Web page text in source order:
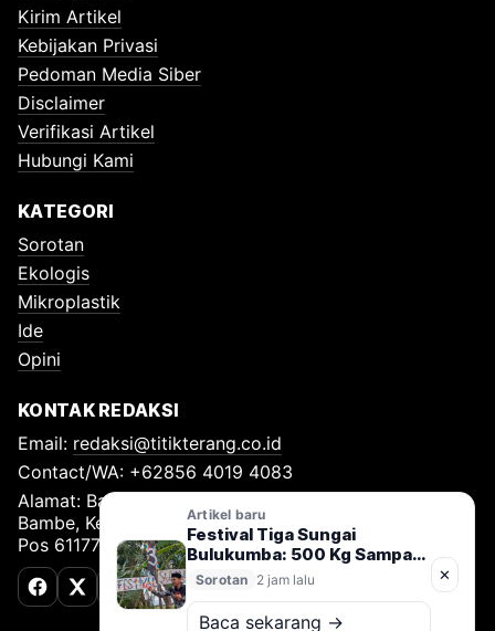
Kirim Artikel
Kebijakan Privasi
Pedoman Media Siber
Disclaimer
Verifikasi Artikel
Hubungi Kami
KATEGORI
Sorotan
Ekologis
Mikroplastik
Ide
Opini
KONTAK REDAKSI
Email: redaksi@titikterang.co.id
Contact/WA: +62856 4019 4083
Alamat: Bambe Nomor 115, RT 009 RW 009, Desa
Bambe, Kecamatan Driyorejo, Kabupaten Gresik, Kode
Pos 61177
FacebookX (Twitter)
TikTok
Artikel baru
Festival Tiga Sungai
Bulukumba: 500 Kg Sampah
Diangkut, Gerakan Jaga
Sungai Nusantara Resmi
Dimulai
Sorotan 2 jam lalu
Baca sekarang →
✕